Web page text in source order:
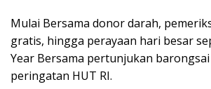
Mulai Bersama donor darah,
gratis, hingga perayaan hari besar
Year Bersama pertunjukan
peringatan HUT RI.